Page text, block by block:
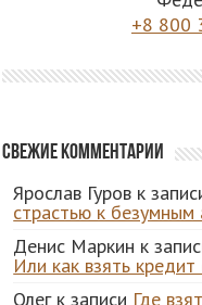
+8 800
Свежие комментарии
Ярослав Гуров к
страстью к
Денис Маркин к
Или как взять
Олегк записи Где